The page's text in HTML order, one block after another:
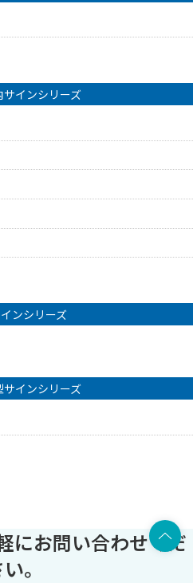
インシリーズ
ンシリーズ
サインシリーズ
にお問い合わせくだ
。